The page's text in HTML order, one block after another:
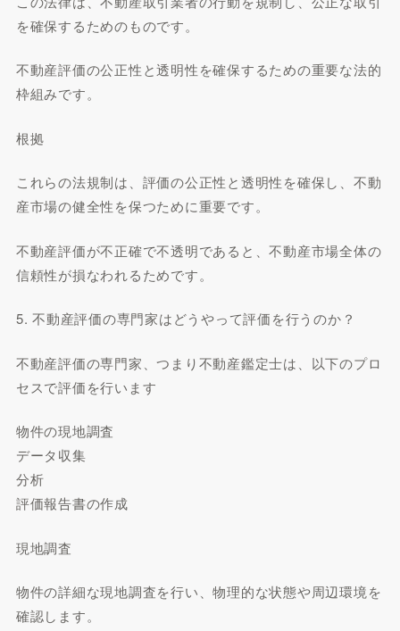
を確保するためのものです。
不動産評価の公正性と透明性を確保するための重要な法的
枠組みです。
根拠
これらの法規制は、評価の公正性と透明性を確保し、不動
産市場の健全性を保つために重要です。
不動産評価が不正確で不透明であると、不動産市場全体の
信頼性が損なわれるためです。
5. 不動産評価の専門家はどうやって評価を行うのか？
不動産評価の専門家、つまり不動産鑑定士は、以下のプロ
セスで評価を行います
物件の現地調査
データ収集
分析
評価報告書の作成
現地調査
物件の詳細な現地調査を行い、物理的な状態や周辺環境を
確認します。